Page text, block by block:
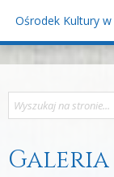
Ośrodek Kultury w